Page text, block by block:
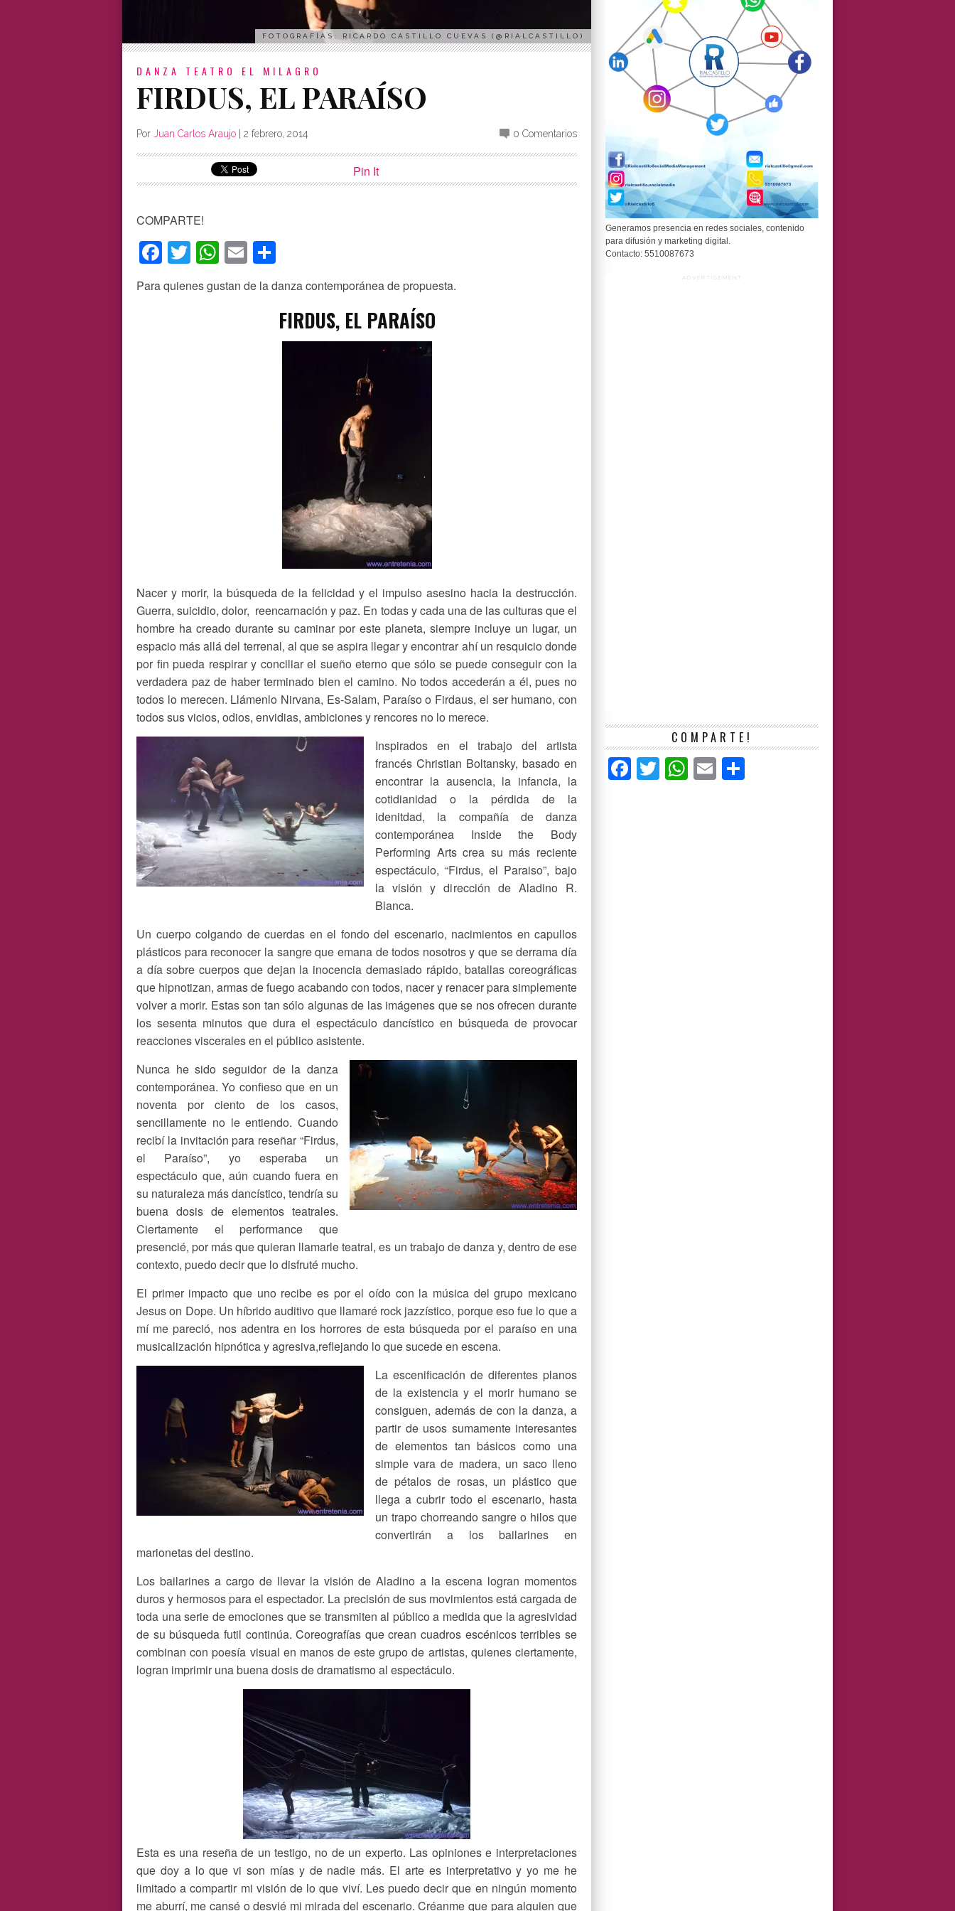
FOTOGRAFÍAS: RICARDO CASTILLO CUEVAS (@RIALCASTILLO)
DANZA TEATRO EL MILAGRO
FIRDUS, EL PARAÍSO
Por Juan Carlos Araujo 2 febrero, 2014 0 Comentarios
Pin It
COMPARTE!
Facebook
Twitter
WhatsApp
Email
Para quienes gustan de la danza contemporánea de propuesta.
FIRDUS, EL PARAÍSO
Nacer y morir, la búsqueda de la felicidad y el impulso asesino hacia la destrucción.
Guerra, suicidio, dolor, reencarnación y paz. En todas y cada una de las culturas que el
hombre ha creado durante su caminar por este planeta, siempre incluye un lugar, un
espacio más allá del terrenal, al que se aspira llegar y encontrar ahí un resquicio donde
por fin pueda respirar y conciliar el sueño eterno que sólo se puede conseguir con la
verdadera paz de haber terminado bien el camino. No todos accederán a él, pues no
todos lo merecen. Llámenlo Nirvana, Es-Salam, Paraíso o Firdaus, el ser humano, con
todos sus vicios, odios, envidias, ambiciones y rencores no lo merece.
Inspirados en el trabajo del artista
francés Christian Boltansky, basado en
encontrar la ausencia, la infancia, la
cotidianidad o la pérdida de la
idenitdad, la compañía de danza
contemporánea Inside the Body
Performing Arts crea su más reciente
espectáculo, “Firdus, el Paraiso”, bajo
la visión y dirección de Aladino R.
Blanca.
Un cuerpo colgando de cuerdas en el fondo del escenario, nacimientos en capullos
plásticos para reconocer la sangre que emana de todos nosotros y que se derrama día
a día sobre cuerpos que dejan la inocencia demasiado rápido, batallas coreográficas
que hipnotizan, armas de fuego acabando con todos, nacer y renacer para simplemente
volver a morir. Estas son tan sólo algunas de las imágenes que se nos ofrecen durante
los sesenta minutos que dura el espectáculo dancístico en búsqueda de provocar
reacciones viscerales en el público asistente.
Nunca he sido seguidor de la danza
contemporánea. Yo confieso que en un
noventa por ciento de los casos,
sencillamente no le entiendo. Cuando
recibí la invitación para reseñar “Firdus,
el Paraíso”, yo esperaba un
espectáculo que, aún cuando fuera en
su naturaleza más dancístico, tendría su
buena dosis de elementos teatrales.
Ciertamente el performance que
presencié, por más que quieran llamarle teatral, es un trabajo de danza y, dentro de ese
contexto, puedo decir que lo disfruté mucho.
El primer impacto que uno recibe es por el oído con la música del grupo mexicano
Jesus on Dope. Un híbrido auditivo que llamaré rock jazzístico, porque eso fue lo que a
mí me pareció, nos adentra en los horrores de esta búsqueda por el paraíso en una
musicalización hipnótica y agresiva,reflejando lo que sucede en escena.
La escenificación de diferentes planos
de la existencia y el morir humano se
consiguen, además de con la danza, a
partir de usos sumamente interesantes
de elementos tan básicos como una
simple vara de madera, un saco lleno
de pétalos de rosas, un plástico que
llega a cubrir todo el escenario, hasta
un trapo chorreando sangre o hilos que
convertirán a los bailarines en
marionetas del destino.
Los bailarines a cargo de llevar la visión de Aladino a la escena logran momentos
duros y hermosos para el espectador. La precisión de sus movimientos está cargada de
toda una serie de emociones que se transmiten al público a medida que la agresividad
de su búsqueda futil continúa. Coreografías que crean cuadros escénicos terribles se
combinan con poesía visual en manos de este grupo de artistas, quienes ciertamente,
logran imprimir una buena dosis de dramatismo al espectáculo.
Esta es una reseña de un testigo, no de un experto. Las opiniones e interpretaciones
que doy a lo que vi son mías y de nadie más. El arte es interpretativo y yo me he
limitado a compartir mi visión de lo que viví. Les puedo decir que en ningún momento
me aburrí, me cansé o desvié mi mirada del escenario. Créanme que para alguien que
Generamos presencia en redes sociales, contenido
para difusión y marketing digital.
Contacto: 5510087673
ADVERTISEMENT
COMPARTE!
Facebook
TwitterWhatsApp
Email